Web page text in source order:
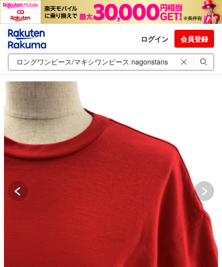
ログイン 会員登録